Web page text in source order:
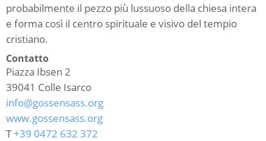
probabilmente il pezzo più lussuoso della chiesa intera
e forma così il centro spirituale e visivo del tempio
cristiano.
Contatto
Piazza Ibsen 2
39041 Colle Isarco
info@gossensass.org
www.gossensass.org
T+39 0472 632 372